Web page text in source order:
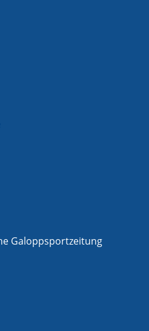
Galoppsportzeitung